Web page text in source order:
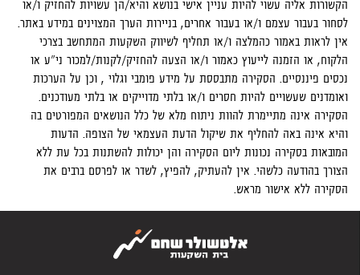
הקשורות אליה עשוי להיות עניין אישי בנושא והיא/הן עשויות להחזיק ו/או
לסחור בעבור עצמם ו/או בעבור אחרים, בניירות הערך המצוינים במידע באתר.
אין לראות באמור כהמלצה ו/או תחליף לשיווק השקעות המתחשב בצרכי
הלקוח, או הזמנה לייעוץ כאמור ו/או הצעה להחזיק/לקנות/למכור ני"ע או
נכסים פיננסיים. הסקירה מתבססת על מידע פומבי וגלוי , וכן על הערכות
ואומדנים שעשויים להיות חסרים ו/או בלתי מדוייקים או בלתי מעודכנים.
הסקירה אינה מתיימרת להוות ניתוח מלא של כלל הנושאים המפורטים בה
והיא אינה באה להחליף את שיקול הדעת העצמאי של הצופה. הדעות
המובאות בסקירה נכונות ליום הסקירה והן יכולות להשתנות בכל עת ללא
הצורך בהודעה כלשהי. אין להעתיק, להפיץ, לשדר או לפרסם ברבים את
הסקירה ללא אישור מראש.